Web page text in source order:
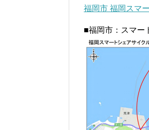
福岡市 福岡スマ
■福岡市：スマー